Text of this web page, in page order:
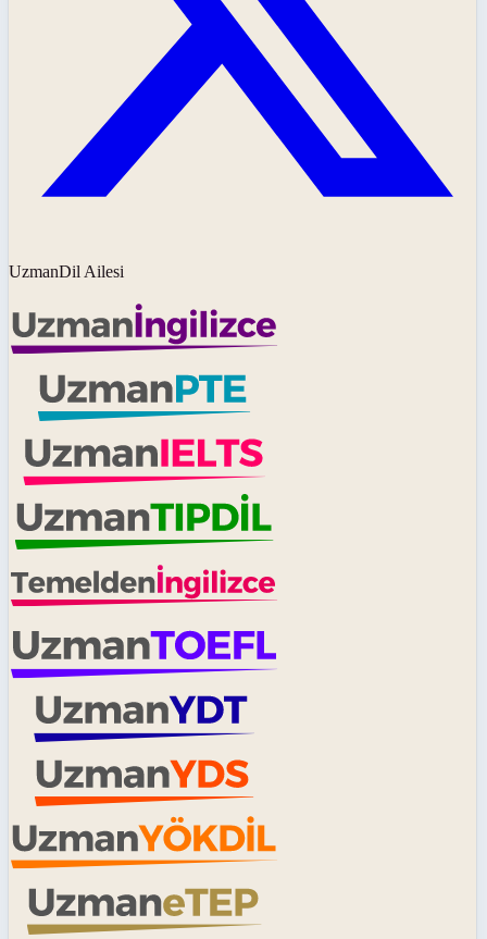
UzmanDil Ailesi